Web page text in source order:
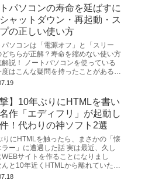
パソコンの寿命を延ばすに
ャットダウン・再起動・ス
の正しい使い方
パソコンは「電源オフ」と「スリー
どちらが正解？寿命を縮めない使い方
解説！ ノートパソコンを使っている
度はこんな疑問を持ったことがあるの
いでしょうか。 「毎日シャットダウ
撃】10年ぶりにHTMLを書い
作「エディフリ」が起動し
！代わりの神ソフト2選
りにHTMLを触ったら、まさかの「懐
ー」に遭遇した話 実は最近、久し
サイトを作ることになりまし
んと10年近くHTMLから離れていたの
を取り戻すのに必死…。とりあえず慣